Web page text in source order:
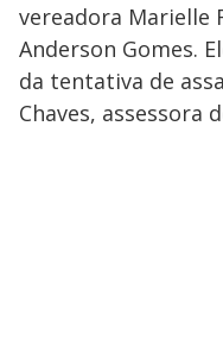
vereadora Marielle
Anderson Gomes.
da tentativa de
Chaves, assessora